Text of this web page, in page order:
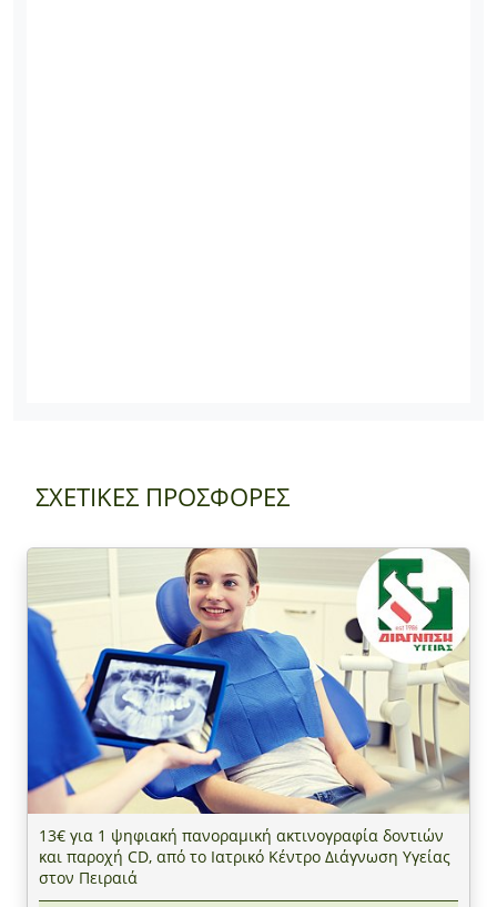
ΣΧΕΤΙΚΕΣ ΠΡΟΣΦΟΡΕΣ
13€ για 1 ψηφιακή πανοραμική ακτινογραφία δοντιών
και παροχή CD, από το Ιατρικό Κέντρο Διάγνωση Υγείας
στον Πειραιά